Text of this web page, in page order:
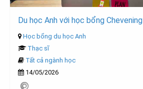
Du học Anh với học bổng Chevening
Học bổng du học Anh
Thạc sĩ
Tất cả ngành học
14/05/2026